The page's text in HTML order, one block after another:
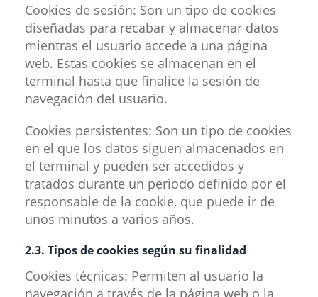
Cookies de sesión: Son un tipo de cookies
diseñadas para recabar y almacenar datos
mientras el usuario accede a una página
web. Estas cookies se almacenan en el
terminal hasta que finalice la sesión de
navegación del usuario.
Cookies persistentes: Son un tipo de cookies
en el que los datos siguen almacenados en
el terminal y pueden ser accedidos y
tratados durante un periodo definido por el
responsable de la cookie, que puede ir de
unos minutos a varios años.
2.3. Tipos de cookies según su finalidad
Cookies técnicas: Permiten al usuario la
navegación a través de la página web o la